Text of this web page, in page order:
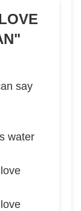
"
say
water